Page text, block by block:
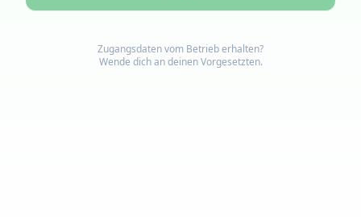
Zugangsdaten vom Betrieb erhalten?
Wende dich an deinen Vorgesetzten.